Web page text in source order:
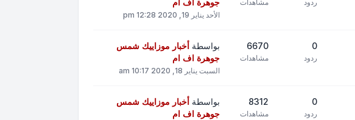
ردود مشاهدات
جوهرة اف ام
الأحد يناير 19, 2020 12:28 pm
0
ردود
6670
مشاهدات
بواسطة أخبار موزاييك شمس
جوهرة اف ام
السبت يناير 18, 2020 10:17 am
0
ردود
8312
مشاهدات
بواسطة أخبار موزاييك شمس
جوهرة اف ام